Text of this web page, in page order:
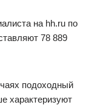
на hh.ru по
78 889
подоходный
характеризуют